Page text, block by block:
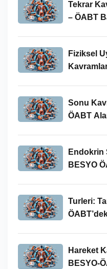
Tekrar
– ÖABT
Fiziksel
Sonu
ÖABT
Endokrin
BESYO
Turleri:
Hareket
BESYO-